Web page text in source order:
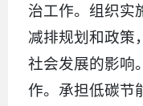
治工作。组织实
减排规划和政策
社会发展的影响
作。承担低碳节